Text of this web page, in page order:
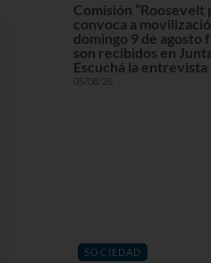
Comisión “Roosevelt
convoca a
domingo 9 de agosto
son recibidos en
Escuchá la entrevista
05/08/26
SOCIEDAD